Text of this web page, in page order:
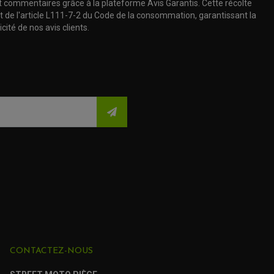
commentaires grâce à la plateforme Avis Garantis. Cette récolte
l'article L111-7-2 du Code de la consommation, garantissant la
de nos avis clients.
CONTACTEZ-NOUS